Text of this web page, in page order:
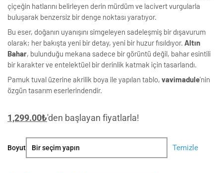
çiçeğin hatlarını belirleyen derin mürdüm ve lacivert vurgularla
buluşarak benzersiz bir denge noktası yaratıyor.
Bu eser, doğanın uyanışını simgeleyen sadeleşmiş bir dışavurum
olarak; her bakışta yeni bir detay, yeni bir huzur fısıldıyor. Altın
Bahar, bulunduğu mekana sadece bir görüntü değil, bahar esintili
bir karakter ve entelektüel bir derinlik katmak için tasarlandı.
Pamuk tuval üzerine akrilik boya ile yapılan tablo, vavimadule’nin
özgün tasarım eserlerindendir.
1,299.00₺'den başlayan fiyatlarla!
Boyut Temizle
Altın